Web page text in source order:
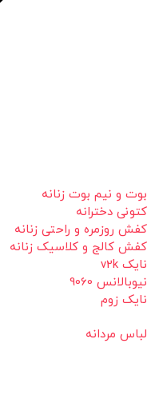
بوت و نیم بوت زنانه
کتونی دخترانه
کفش روزمره و راحتی زنانه
کفش کالج و کلاسیک زنانه
نایک v2k
نیوبالانس 9060
نایک زوم
لباس مردانه